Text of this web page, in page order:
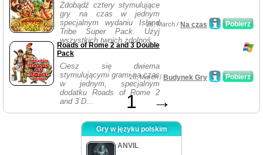
Zdobądź cztery stymulujące
gry na czas w jednym
specjalnym wydaniu Island
Tribe Super Pack. Użyj
wszystkich twoich zdolnoś...
Pobierz
28, March / Na czas
Roads of Rome 2 and 3 Double
Pack
Ciesz się dwiema
stymulującymi grami na czas
w jednym, specjalnym
dodatku Roads of Rome 2
and 3 D...
Pobierz
26, March / Budynek Gry
1 →
Gry w języku polskim
ANVIL